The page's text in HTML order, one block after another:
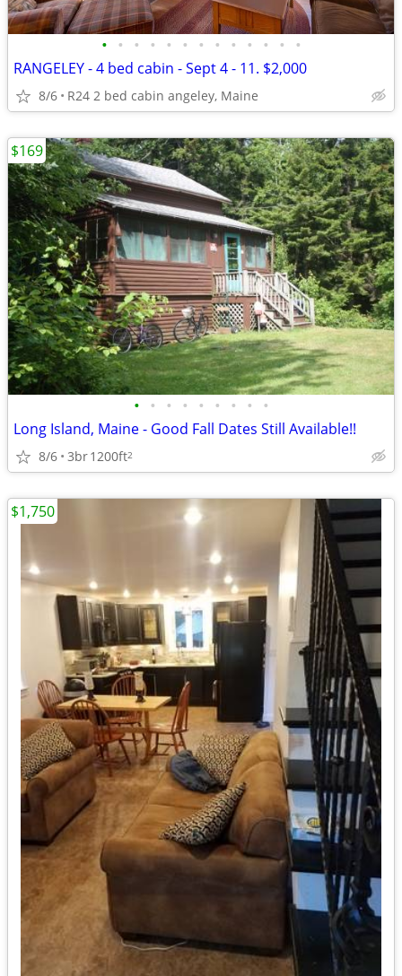
• • • • • • • • • • • • •
RANGELEY - 4 bed cabin - Sept 4 - 11. $2,000
8/6 R24 2 bed cabin angeley, Maine
• • • • • • • • •
Long Island, Maine - Good Fall Dates Still Available!!
8/6 3br1200ft2
$169
$1,750